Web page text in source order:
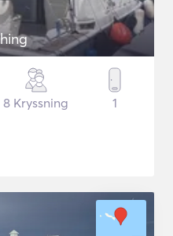
8 Kryssning 1